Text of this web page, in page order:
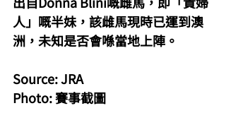
人」嘅半妹，該雌馬現時已運到澳
洲，未知是否會喺當地上陣。
Source: JRA
Photo: 賽事截圖